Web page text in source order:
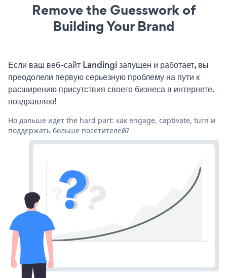
Remove the Guesswork of
Building Your Brand
Если ваш веб-сайт Landingi запущен и работает, вы
преодолели первую серьезную проблему на пути к
расширению присутствия своего бизнеса в интернете.
поздравляю!
Но дальше идет the hard part: как engage, captivate, turn и
поддержать больше посетителей?